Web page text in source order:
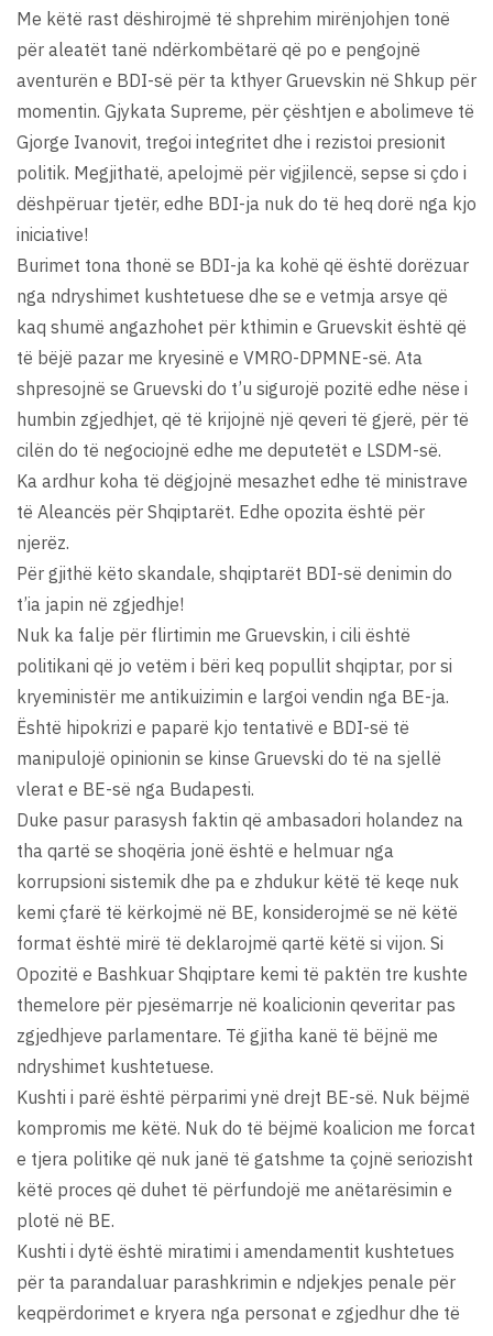
Me këtë rast dëshirojmë të shprehim mirënjohjen tonë
për aleatët tanë ndërkombëtarë që po e pengojnë
aventurën e BDI-së për ta kthyer Gruevskin në Shkup për
momentin. Gjykata Supreme, për çështjen e abolimeve të
Gjorge Ivanovit, tregoi integritet dhe i rezistoi presionit
politik. Megjithatë, apelojmë për vigjilencë, sepse si çdo i
dëshpëruar tjetër, edhe BDI-ja nuk do të heq dorë nga kjo
iniciative!
Burimet tona thonë se BDI-ja ka kohë që është dorëzuar
nga ndryshimet kushtetuese dhe se e vetmja arsye që
kaq shumë angazhohet për kthimin e Gruevskit është që
të bëjë pazar me kryesinë e VMRO-DPMNE-së. Ata
shpresojnë se Gruevski do t’u sigurojë pozitë edhe nëse i
humbin zgjedhjet, që të krijojnë një qeveri të gjerë, për të
cilën do të negociojnë edhe me deputetët e LSDM-së.
Ka ardhur koha të dëgjojnë mesazhet edhe të ministrave
të Aleancës për Shqiptarët. Edhe opozita është për
njerëz.
Për gjithë këto skandale, shqiptarët BDI-së denimin do
t’ia japin në zgjedhje!
Nuk ka falje për flirtimin me Gruevskin, i cili është
politikani që jo vetëm i bëri keq popullit shqiptar, por si
kryeministër me antikuizimin e largoi vendin nga BE-ja.
Është hipokrizi e paparë kjo tentativë e BDI-së të
manipulojë opinionin se kinse Gruevski do të na sjellë
vlerat e BE-së nga Budapesti.
Duke pasur parasysh faktin që ambasadori holandez na
tha qartë se shoqëria jonë është e helmuar nga
korrupsioni sistemik dhe pa e zhdukur këtë të keqe nuk
kemi çfarë të kërkojmë në BE, konsiderojmë se në këtë
format është mirë të deklarojmë qartë këtë si vijon. Si
Opozitë e Bashkuar Shqiptare kemi të paktën tre kushte
themelore për pjesëmarrje në koalicionin qeveritar pas
zgjedhjeve parlamentare. Të gjitha kanë të bëjnë me
ndryshimet kushtetuese.
Kushti i parë është përparimi ynë drejt BE-së. Nuk bëjmë
kompromis me këtë. Nuk do të bëjmë koalicion me forcat
e tjera politike që nuk janë të gatshme ta çojnë seriozisht
këtë proces që duhet të përfundojë me anëtarësimin e
plotë në BE.
Kushti i dytë është miratimi i amendamentit kushtetues
për ta parandaluar parashkrimin e ndjekjes penale për
keqpërdorimet e kryera nga personat e zgjedhur dhe të